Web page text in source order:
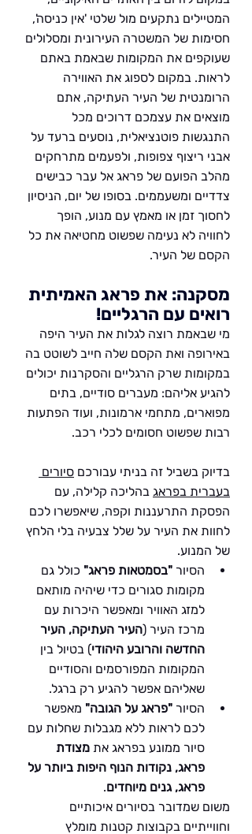
המטיילים נתקעים מול שלטי 'אין כניסה',
חסימות של המשטרה העירונית ומסלולים
שעוקפים את המקומות שבאמת באתם
לראות. במקום לספוג את האווירה
הרומנטית של העיר העתיקה, אתם
מוצאים את עצמכם דרוכים מכל
התנגשות פוטנציאלית, נוסעים ברעד על
אבני ריצוף צפופות, ולפעמים מתרחקים
מהלב הפועם של פראג אל עבר כבישים
צדדיים ומשעממים. בסופו של יום, הניסיון
לחסוך זמן או מאמץ עם מנוע, הופך
לחוויה לא נעימה שפשוט מחטיאה את כל
הקסם של העיר.
מסקנה: את פראג האמיתית
רואים עם הרגליים!
מי שבאמת רוצה לגלות את העיר היפה
באירופה ואת הקסם שלה חייב לשוטט בה
במקומות שרק הרגליים והסקרנות יכולים
להגיע אליהם: מעברים סודיים, בתים
מפוארים, מתחמי ארמונות, ועוד הפתעות
רבות שפשוט חסומים לכלי רכב.
בדיוק בשביל זה בניתי עבורכם סיורים
בעברית בפראג בהליכה קלילה, עם
הפסקת התרעננות וקפה, שיאפשרו לכם
לחוות את העיר על שלל צבעיה בלי הלחץ
של המנוע.
הסיור "בסמטאות פראג" כולל גם
מקומות סגורים כדי שיהיה מותאם
למזג האוויר ומאפשר היכרות עם
מרכז העיר (העיר העתיקה, העיר
החדשה והרובע היהודי) בטיול בין
המקומות המפורסמים והסודיים
שאליהם אפשר להגיע רק ברגל.
הסיור "פראג על הגובה" מאפשר
לכם לראות ללא מגבלות שחלות עם
סיור ממונע בפראג את מצודת
פראג, נקודות הנוף היפות ביותר על
פראג, גנים מיוחדים.
משום שמדובר בסיורים איכותיים
וחווייתיים בקבוצות קטנות מומלץ